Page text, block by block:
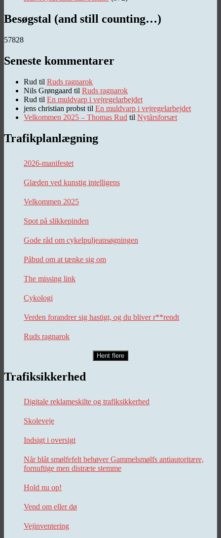
Besøgstal (and still counting…)
57828
Seneste kommentarer
Rud til Ruds ragnarok
Nils Grøngaard til Ruds ragnarok
Rud til En muldvarp i vejregelarbejdet
jens christian probst til En muldvarp i vejregelarbejdet
Velkommen 2025 – Thomas Rud til Nytårsforsæt
Trafikplanlægning
2026-manifestet
Glæden ved kunstig intelligens
Velkommen 2025
Spot på slikkepinden
Gode råd om cykelpuljeansøgningen
Påbud om at tænke sig om
The missing link
Cykologi
Verden forandrer sig hastigt, og du bliver r**rendt
Ruds ragnarok
Hent flere
Trafiksikkerhed
Digitale reklameskilte og trafiksikkerhed
Skoleveje
Indsigt i oversigt
Når blåt smølfefelt behøver Gammelsmølfs antiautoritære,
fornuftige men distræte stemme
Hold nu op!
Vend om eller dø
Vejinventering